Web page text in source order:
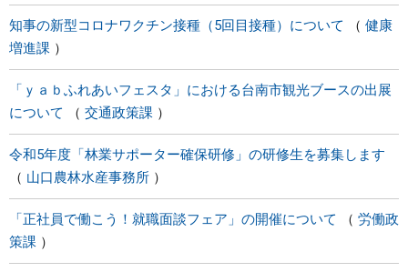
知事の新型コロナワクチン接種（5回目接種）について
健康
増進課
「ｙａｂふれあいフェスタ」における台南市観光ブースの出展
について
交通政策課
令和5年度「林業サポーター確保研修」の研修生を募集します
山口農林水産事務所
「正社員で働こう！就職面談フェア」の開催について
労働政
策課